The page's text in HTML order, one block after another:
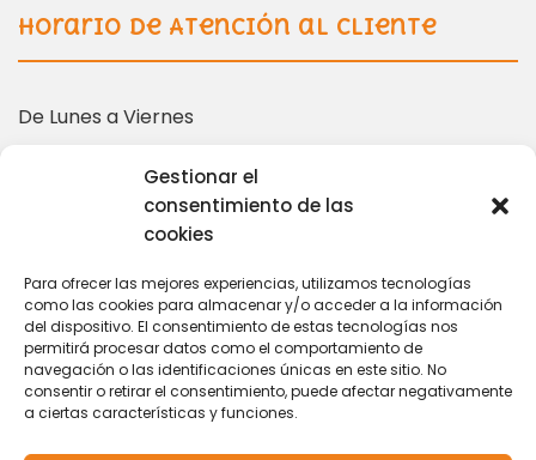
Gestionar el
consentimiento de las
cookies
Para ofrecer las mejores experiencias, utilizamos tecnologías
como las cookies para almacenar y/o acceder a la información
del dispositivo. El consentimiento de estas tecnologías nos
permitirá procesar datos como el comportamiento de
navegación o las identificaciones únicas en este sitio. No
consentir o retirar el consentimiento, puede afectar negativamente
a ciertas características y funciones.
Horario de Atención al Cliente
De Lunes a Viernes
Más información en:
coordinacion@tarihuela.com
671 509 522